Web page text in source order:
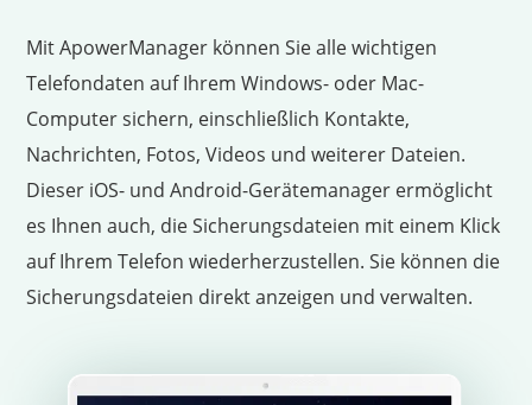
Mit ApowerManager können Sie alle wichtigen
Telefondaten auf Ihrem Windows- oder Mac-
Computer sichern, einschließlich Kontakte,
Nachrichten, Fotos, Videos und weiterer Dateien.
Dieser iOS- und Android-Gerätemanager ermöglicht
es Ihnen auch, die Sicherungsdateien mit einem Klick
auf Ihrem Telefon wiederherzustellen. Sie können die
Sicherungsdateien direkt anzeigen und verwalten.